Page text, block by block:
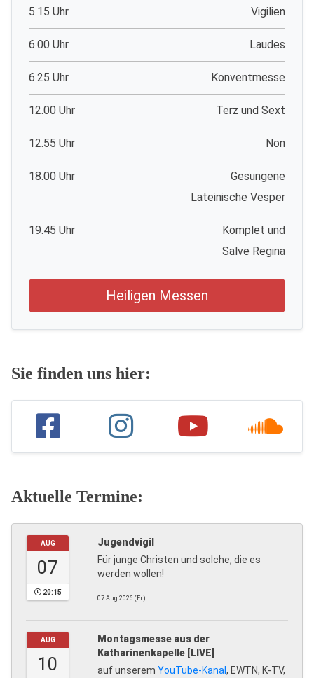
5.15 Uhr Vigilien
6.00 Uhr Laudes
6.25 Uhr Konventmesse
12.00 Uhr Terz und Sext
12.55 Uhr Non
18.00 Uhr
Gesungene
Lateinische Vesper
19.45 Uhr
Komplet und
Salve Regina
Heiligen Messen
Sie finden uns hier:
Aktuelle Termine:
AUG
07
20:15
Jugendvigil
Für junge Christen und solche, die es
werden wollen!
07.Aug.2026 (Fr)
AUG
10
Montagsmesse aus der
Katharinenkapelle [LIVE]
auf unserem YouTube-Kanal, EWTN, K-TV,